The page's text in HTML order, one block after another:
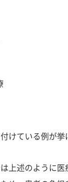
けている例が挙
上述のように医